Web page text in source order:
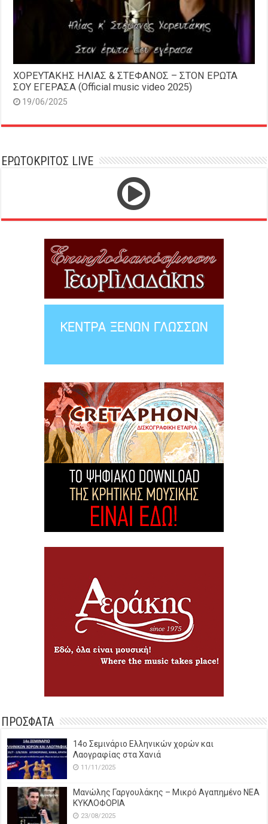
ΧΟΡΕΥΤΑΚΗΣ ΗΛΙΑΣ & ΣΤΕΦΑΝΟΣ – ΣΤΟΝ ΕΡΩΤΑ
ΣΟΥ ΕΓΕΡΑΣΑ (Official music video 2025)
19/06/2025
ΕΡΩΤΟΚΡΙΤΟΣ LIVE
ΠΡΟΣΦΑΤΑ
14o Σεμινάριο Ελληνικών χορών και
Λαογραφίας στα Χανιά
11/11/2025
Μανώλης Γαργουλάκης – Μικρό Αγαπημένο NEΑ
ΚΥΚΛΟΦΟΡΙΑ
23/08/2025